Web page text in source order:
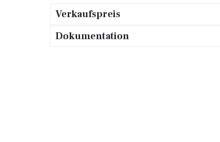
Verkaufspreis
Dokumentation